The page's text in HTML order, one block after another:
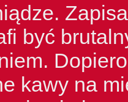
być
kawy na